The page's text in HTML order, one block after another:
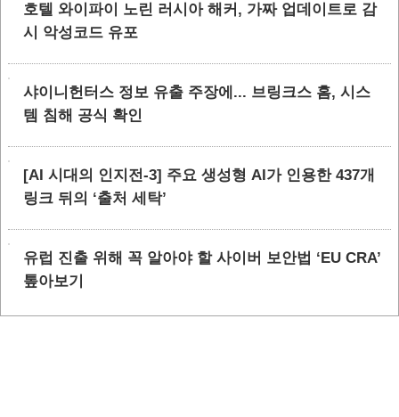
호텔 와이파이 노린 러시아 해커, 가짜 업데이트로 감
시 악성코드 유포
샤이니헌터스 정보 유출 주장에... 브링크스 홈, 시스
템 침해 공식 확인
[AI 시대의 인지전-3] 주요 생성형 AI가 인용한 437개
링크 뒤의 ‘출처 세탁’
유럽 진출 위해 꼭 알아야 할 사이버 보안법 ‘EU CRA’
톺아보기